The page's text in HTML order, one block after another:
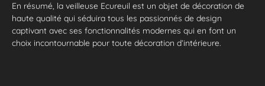
En résumé, la veilleuse Ecureuil est un objet de décoration de
haute qualité qui séduira tous les passionnés de design
captivant avec ses fonctionnalités modernes qui en font un
choix incontournable pour toute décoration d’intérieure.